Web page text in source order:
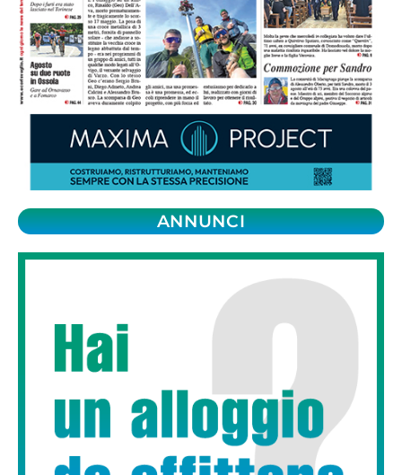
ANNUNCI